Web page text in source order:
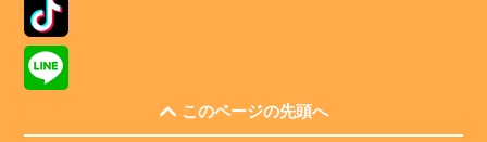
このページの先頭へ